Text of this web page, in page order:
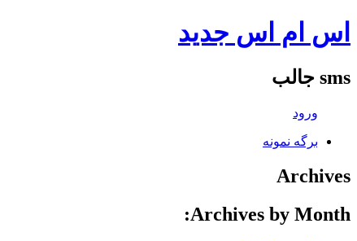
اس ام اس جدید
sms جالب
ورود
برگه نمونه
Archives
Archives by Month: